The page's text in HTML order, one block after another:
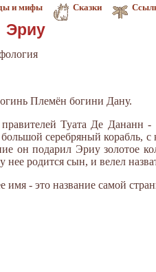
и мифы Сказки
Эриу
Племён богини Дану.
Туата Де Дананн -
серебряный корабль,
подарил Эриу золотое
нее родится сын, и велел
- это название самой